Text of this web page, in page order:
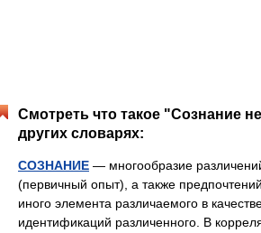
Смотреть что такое "Сознание
других словарях:
СОЗНАНИЕ — многообразие
(первичный опыт), а также
иного элемента различаемого в
идентификаций различенного. В